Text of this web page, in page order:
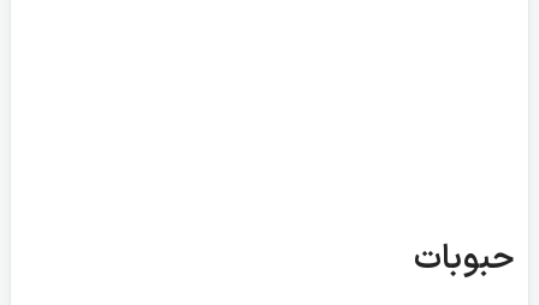
پلاک در دیواره رگ‌ها و در نتیجه خطر لخته شدن خون کاهش